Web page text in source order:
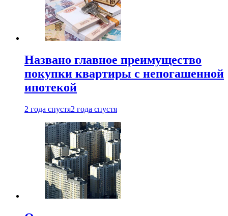
Названо главное преимущество
покупки квартиры с непогашенной
ипотекой
2 года спустя2 года спустя